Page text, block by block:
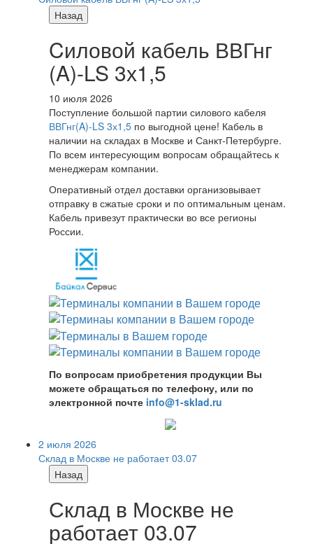
Назад
Cиловой кабель ВВГнг
(A)-LS 3х1,5
10 июля 2026
Поступление большой партии силового кабеля
ВВГнг(A)-LS 3х1,5 по выгодной цене! Кабель в
наличии на складах в Москве и Санкт-Петербурге.
По всем интересующим вопросам обращайтесь к
менеджерам компании.
Оперативный отдел доставки организовывает
отправку в сжатые сроки и по оптимальным ценам.
Кабель привезут практически во все регионы
России.
По вопросам приобретения продукции Вы
можете обращаться по телефону, или по
электронной почте info@1-sklad.ru
2 июля 2026
Склад в Москве не работает 03.07
Назад
Склад в Москве не
работает 03.07